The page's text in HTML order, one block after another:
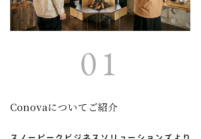
01
Conovaについてご紹介